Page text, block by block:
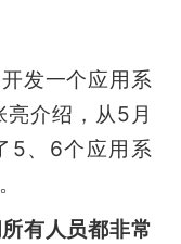
发一个应用系
介绍，从5月
5、6个应用系
有人员都非常